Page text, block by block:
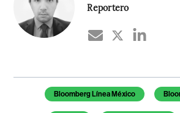
Reportero
Temas de este artículo
Bloomberg Línea México